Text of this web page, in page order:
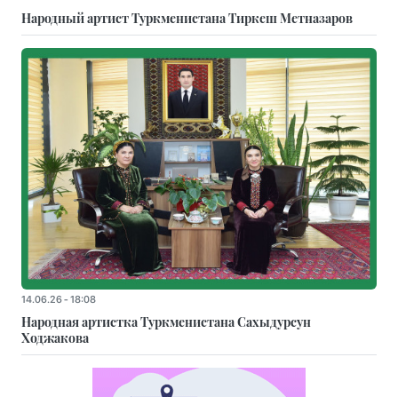
Народный артист Туркменистана Тиркеш Мeтназаров
14.06.26 - 18:08
Народная артистка Туркменистана Сахыдурсун
Ходжакова